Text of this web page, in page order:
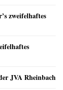
zweifelhaftes
JVA Rheinbach